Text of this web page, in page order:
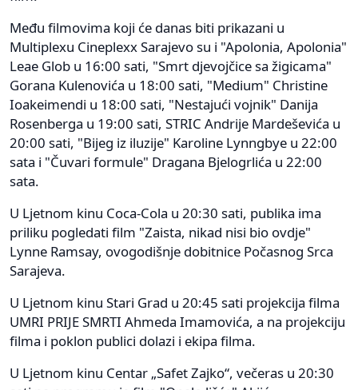
Među filmovima koji će danas biti prikazani u
Multiplexu Cineplexx Sarajevo su i "Apolonia, Apolonia"
Leae Glob u 16:00 sati, "Smrt djevojčice sa žigicama"
Gorana Kulenovića u 18:00 sati, "Medium" Christine
Ioakeimendi u 18:00 sati, "Nestajući vojnik" Danija
Rosenberga u 19:00 sati, STRIC Andrije Mardeševića u
20:00 sati, "Bijeg iz iluzije" Karoline Lynngbye u 22:00
sata i "Čuvari formule" Dragana Bjelogrlića u 22:00
sata.
U Ljetnom kinu Coca-Cola u 20:30 sati, publika ima
priliku pogledati film "Zaista, nikad nisi bio ovdje"
Lynne Ramsay, ovogodišnje dobitnice Počasnog Srca
Sarajeva.
U Ljetnom kinu Stari Grad u 20:45 sati projekcija filma
UMRI PRIJE SMRTI Ahmeda Imamovića, a na projekciju
filma i poklon publici dolazi i ekipa filma.
U Ljetnom kinu Centar „Safet Zajko“, večeras u 20:30